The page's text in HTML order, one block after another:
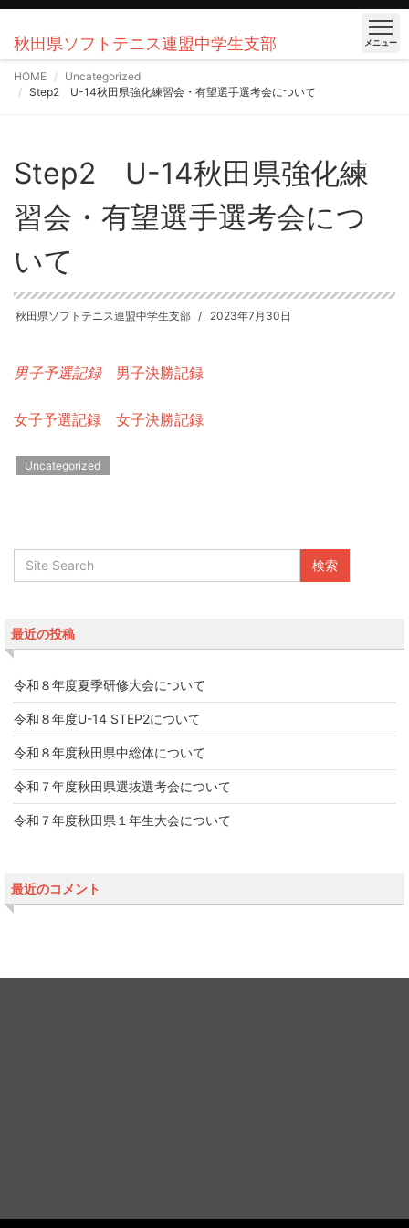
秋田県ソフトテニス連盟中学生支部 メニュー
HOME
Uncategorized
Step2 U-14秋田県強化練習会・有望選手選考会について
Step2 U-14秋田県強化練
習会・有望選手選考会につ
いて
秋田県ソフトテニス連盟中学生支部 2023年7月30日
男子予選記録 男子決勝記録
女子予選記録 女子決勝記録
Uncategorized
最近の投稿
令和８年度夏季研修大会について
令和８年度U-14 STEP2について
令和８年度秋田県中総体について
令和７年度秋田県選抜選考会について
令和７年度秋田県１年生大会について
最近のコメント